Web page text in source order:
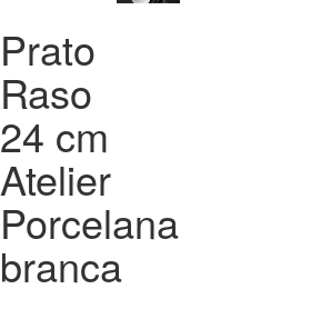
Prato
Raso
24 cm
Atelier
Porcelana
branca